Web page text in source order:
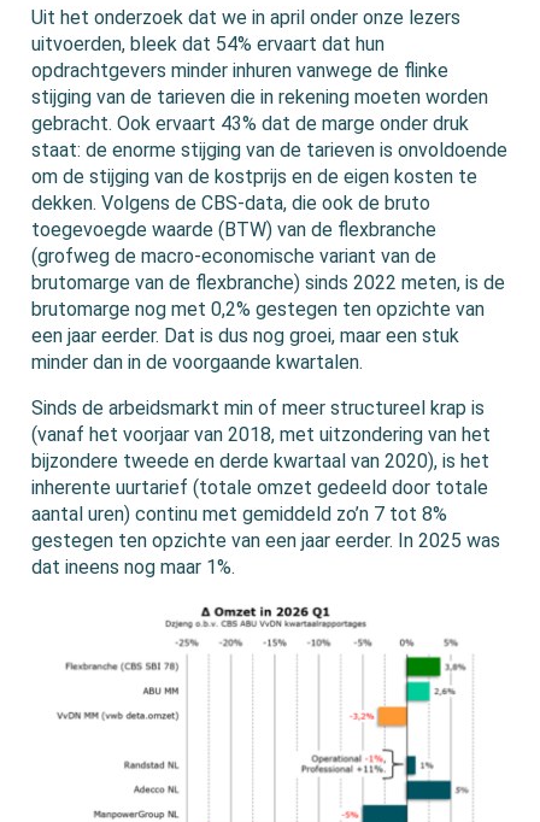
Uit het onderzoek dat we in april onder onze lezers
uitvoerden, bleek dat 54% ervaart dat hun
opdrachtgevers minder inhuren vanwege de flinke
stijging van de tarieven die in rekening moeten worden
gebracht. Ook ervaart 43% dat de marge onder druk
staat: de enorme stijging van de tarieven is onvoldoende
om de stijging van de kostprijs en de eigen kosten te
dekken. Volgens de CBS-data, die ook de bruto
toegevoegde waarde (BTW) van de flexbranche
(grofweg de macro-economische variant van de
brutomarge van de flexbranche) sinds 2022 meten, is de
brutomarge nog met 0,2% gestegen ten opzichte van
een jaar eerder. Dat is dus nog groei, maar een stuk
minder dan in de voorgaande kwartalen.
Sinds de arbeidsmarkt min of meer structureel krap is
(vanaf het voorjaar van 2018, met uitzondering van het
bijzondere tweede en derde kwartaal van 2020), is het
inherente uurtarief (totale omzet gedeeld door totale
aantal uren) continu met gemiddeld zo’n 7 tot 8%
gestegen ten opzichte van een jaar eerder. In 2025 was
dat ineens nog maar 1%.